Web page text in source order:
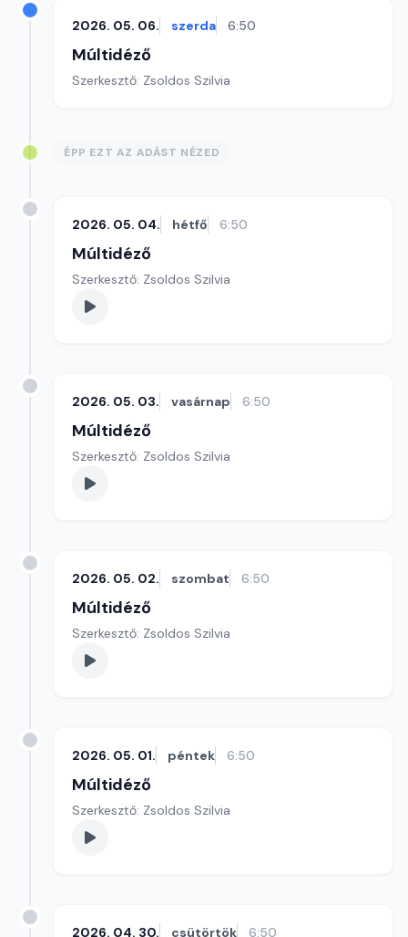
2026. 05. 06. szerda 6:50
Múltidéző
Szerkesztő: Zsoldos Szilvia
ÉPP EZT AZ ADÁST NÉZED
2026. 05. 04. hétfő 6:50
Múltidéző
Szerkesztő: Zsoldos Szilvia
2026. 05. 03. vasárnap 6:50
Múltidéző
Szerkesztő: Zsoldos Szilvia
2026. 05. 02. szombat 6:50
Múltidéző
Szerkesztő: Zsoldos Szilvia
2026. 05. 01. péntek 6:50
Múltidéző
Szerkesztő: Zsoldos Szilvia
2026. 04. 30. csütörtök 6:50